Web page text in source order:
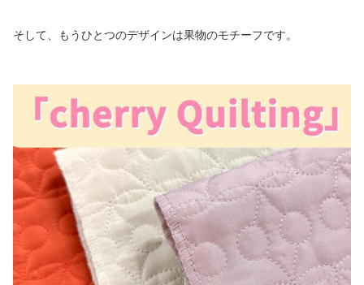
そして、もうひとつのデザインは果物のモチーフです。